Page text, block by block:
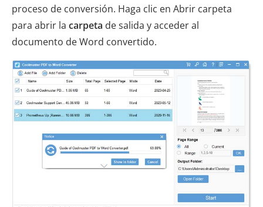
proceso de conversión. Haga clic en Abrir carpeta
para abrir la carpeta de salida y acceder al
documento de Word convertido.